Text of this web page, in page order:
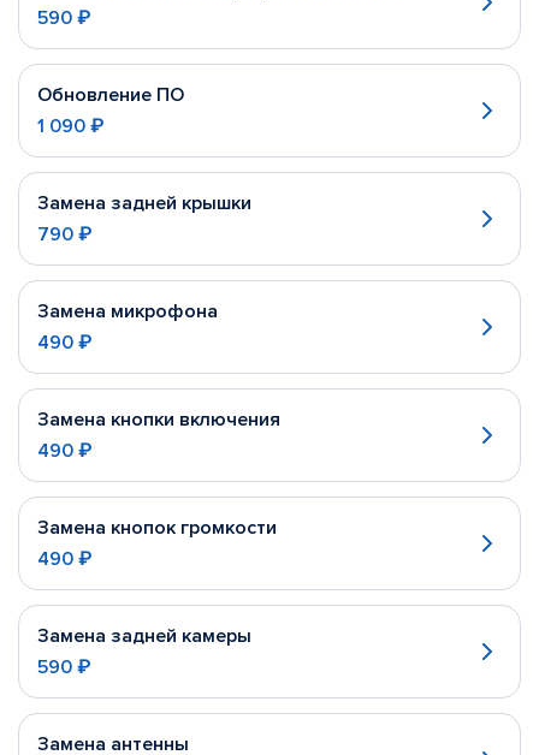
590 ₽
Обновление ПО
1 090 ₽
Замена задней крышки
790 ₽
Замена микрофона
490 ₽
Замена кнопки включения
490 ₽
Замена кнопок громкости
490 ₽
Замена задней камеры
590 ₽
Замена антенны